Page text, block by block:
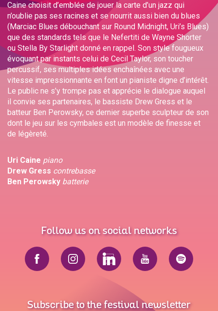
Caine choisit d’emblée de jouer la carte d’un jazz qui
n’oublie pas ses racines et se nourrit aussi bien du blues
(Marciac Blues débouchant sur Round Midnight, Uri’s Blues)
que des standards tels que le Nefertiti de Wayne Shorter
ou Stella By Starlight donné en rappel. Son style fougueux
évoquant par instants celui de Cecil Taylor, son toucher
percussif, ses multiples idées enchaînées avec une
vitesse impressionnante en font un pianiste digne d’intérêt.
Le public ne s’y trompe pas et apprécie le dialogue auquel
il convie ses partenaires, le bassiste Drew Gress et le
batteur Ben Perowsky, ce dernier superbe sculpteur de son
dont le jeu sur les cymbales est un modèle de finesse et
de légèreté.
Uri Caine piano
Drew Gress contrebasse
Ben Perowsky batterie
Follow us on social networks
Subscribe to the festival newsletter